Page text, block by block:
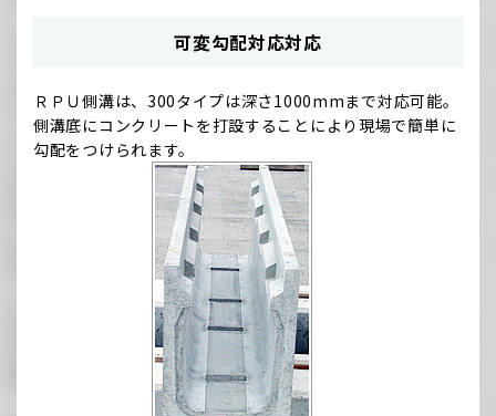
可変勾配対応対応
ＲＰＵ側溝は、300タイプは深さ1000mmまで対応可能。
側溝底にコンクリートを打設することにより現場で簡単に
勾配をつけられます。